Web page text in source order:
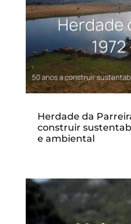
Herdade da
construir
e ambiental